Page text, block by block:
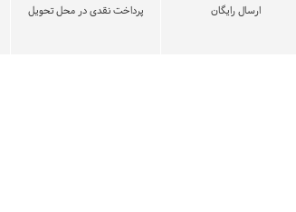
ارسال رایگان پرداخت نقدی در محل تحویل